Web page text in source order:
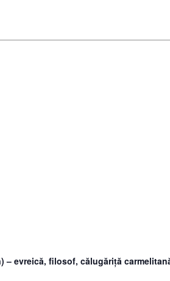
– evreică, filosof, călugăriţă